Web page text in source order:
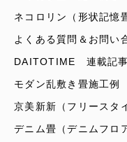
ネコロリン（形状記憶
よくある質問＆お問い
DAITOTIME 連載記
モダン乱敷き畳施工例
京美新新（フリースタ
デニム畳（デニムフロ